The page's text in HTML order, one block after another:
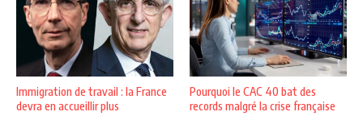
Immigration de travail : la France
devra en accueillir plus
Pourquoi le CAC 40 bat des
records malgré la crise française